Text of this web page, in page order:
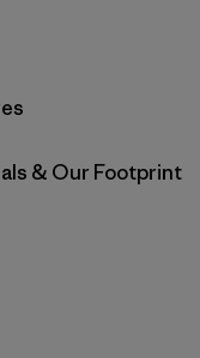
& Our Footprint